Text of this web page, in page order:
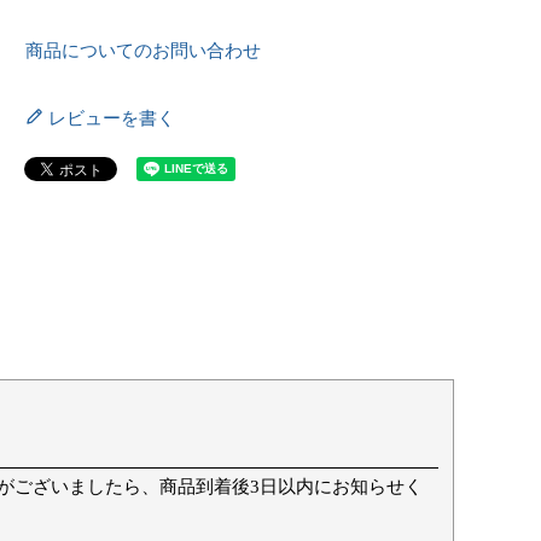
商品についてのお問い合わせ
レビューを書く
ざいましたら、商品到着後3日以内にお知らせく